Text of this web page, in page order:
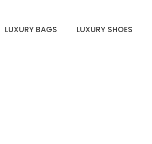
LUXURY BAGS LUXURY SHOES